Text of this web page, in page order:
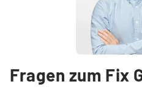
Fragen zum Fix